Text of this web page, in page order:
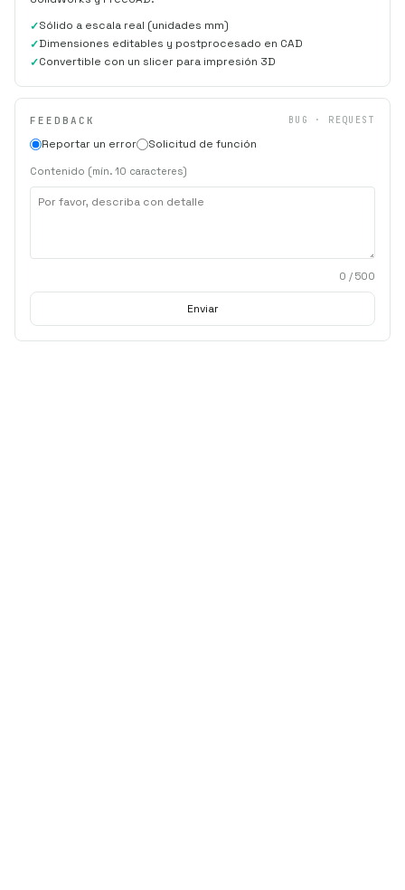
Sólido a escala real (unidades mm)
Dimensiones editables y postprocesado en CAD
Convertible con un slicer para impresión 3D
FEEDBACK BUG · REQUEST
Reportar un error Solicitud de función
Contenido (mín. 10 caracteres)
0 / 500
Enviar